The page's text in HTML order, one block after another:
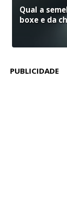
Qual a
boxe e da
PUBLICIDADE